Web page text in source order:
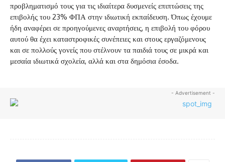
προβληματισμό τους για τις ιδιαίτερα δυσμενείς επιπτώσεις της
επιβολής του 23% ΦΠΑ στην ιδιωτική εκπαίδευση. Όπως έχουμε
ήδη αναφέρει σε προηγούμενες αναρτήσεις, η επιβολή του φόρου
αυτού θα έχει καταστροφικές συνέπειες και στους εργαζόμενους
και σε πολλούς γονείς που στέλνουν τα παιδιά τους σε μικρά και
μεσαία ιδιωτικά σχολεία, αλλά και στα δημόσια έσοδα.
- Advertisement -